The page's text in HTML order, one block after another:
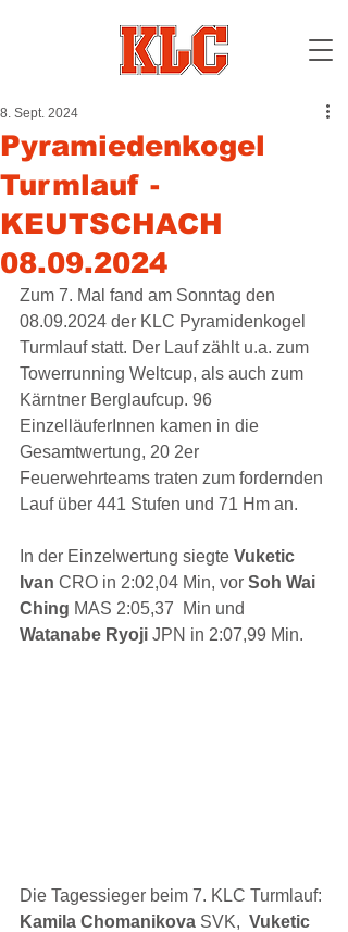
Pyramiedenkogel
Turmlauf -
KEUTSCHACH
08.09.2024
8. Sept. 2024
Zum 7. Mal fand am Sonntag den
08.09.2024 der KLC Pyramidenkogel
Turmlauf statt. Der Lauf zählt u.a. zum
Towerrunning Weltcup, als auch zum
Kärntner Berglaufcup. 96
EinzelläuferInnen kamen in die
Gesamtwertung, 20 2er
Feuerwehrteams traten zum fordernden
Lauf über 441 Stufen und 71 Hm an.
In der Einzelwertung siegte Vuketic
Ivan CRO in 2:02,04 Min, vor Soh Wai
Ching MAS 2:05,37  Min und
Watanabe Ryoji JPN in 2:07,99 Min.
Die Tagessieger beim 7. KLC Turmlauf:
Kamila Chomanikova SVK, Vuketic